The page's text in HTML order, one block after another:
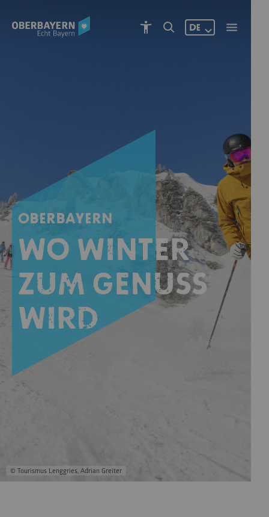
DE
© Tourismus Lenggries, Adrian Greiter
OBERBAYERN
Wo Winter
zum Genuss
wird